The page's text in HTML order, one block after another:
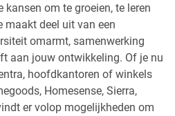
kansen om te groeien, te leren
maakt deel uit van een
omarmt, samenwerking
aan jouw ontwikkeling. Of je nu
hoofdkantoren of winkels
Homesense, Sierra,
er volop mogelijkheden om